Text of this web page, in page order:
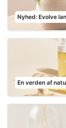
Nyhed: Evolve
En verden af